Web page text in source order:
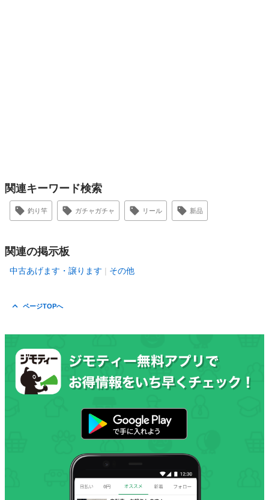
関連キーワード検索
釣り竿 ガチャガチャ リール 新品
関連の掲示板
中古あげます・譲ります その他
ページTOPへ